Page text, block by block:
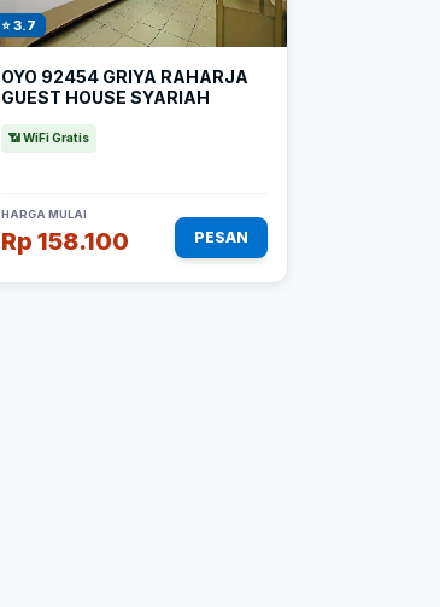
⭐ 3.7
OYO 92454 GRIYA RAHARJA
GUEST HOUSE SYARIAH
📶 WiFi Gratis
HARGA MULAI
Rp 158.100 PESAN